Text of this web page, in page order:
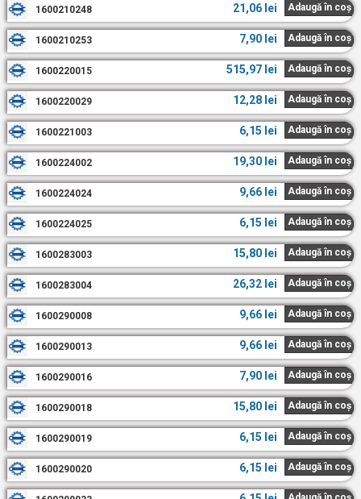
1600210248 21,06 lei Adaugă în coș
1600210253 7,90 lei Adaugă în coș
1600220015 515,97 lei Adaugă în coș
1600220029 12,28 lei Adaugă în coș
1600221003 6,15 lei Adaugă în coș
1600224002 19,30 lei Adaugă în coș
1600224024 9,66 lei Adaugă în coș
1600224025 6,15 lei Adaugă în coș
1600283003 15,80 lei Adaugă în coș
1600283004 26,32 lei Adaugă în coș
1600290008 9,66 lei Adaugă în coș
1600290013 9,66 lei Adaugă în coș
1600290016 7,90 lei Adaugă în coș
1600290018 15,80 lei Adaugă în coș
1600290019 6,15 lei Adaugă în coș
1600290020 6,15 lei Adaugă în coș